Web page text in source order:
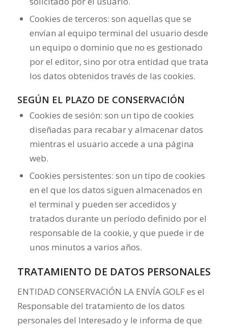
Cookies de terceros: son aquellas que se
envían al equipo terminal del usuario desde
un equipo o dominio que no es gestionado
por el editor, sino por otra entidad que trata
los datos obtenidos través de las cookies.
SEGÚN EL PLAZO DE CONSERVACIÓN
Cookies de sesión: son un tipo de cookies
diseñadas para recabar y almacenar datos
mientras el usuario accede a una página
web.
Cookies persistentes: son un tipo de cookies
en el que los datos siguen almacenados en
el terminal y pueden ser accedidos y
tratados durante un período definido por el
responsable de la cookie, y que puede ir de
unos minutos a varios años.
TRATAMIENTO DE DATOS PERSONALES
ENTIDAD CONSERVACIÓN LA ENVÍA GOLF es el
Responsable del tratamiento de los datos
personales del Interesado y le informa de que